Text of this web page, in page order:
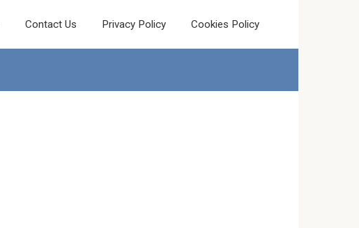
Contact Us Privacy Policy Cookies Policy